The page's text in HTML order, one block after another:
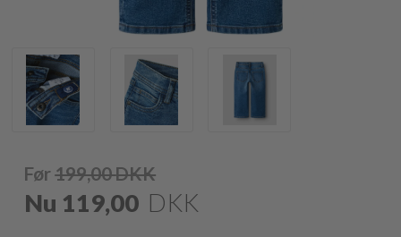
Før199,00DKK
Nu 119,00 DKK